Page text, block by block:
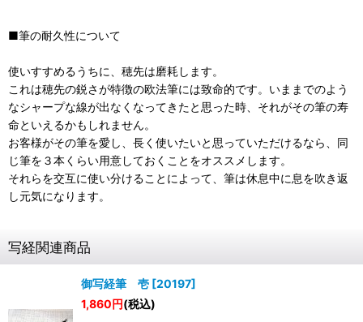
■筆の耐久性について
使いすすめるうちに、穂先は磨耗します。
これは穂先の鋭さが特徴の欧法筆には致命的です。いままでのよう
なシャープな線が出なくなってきたと思った時、それがその筆の寿
命といえるかもしれません。
お客様がその筆を愛し、長く使いたいと思っていただけるなら、同
じ筆を３本くらい用意しておくことをオススメします。
それらを交互に使い分けることによって、筆は休息中に息を吹き返
し元気になります。
写経関連商品
御写経筆 壱 [20197]
1,860円(税込)